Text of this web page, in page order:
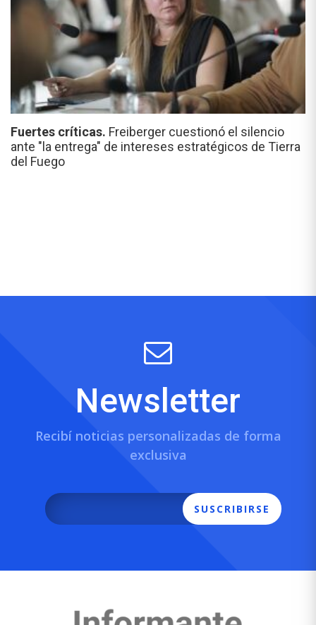
Fuertes críticas. Freiberger cuestionó el silencio
ante "la entrega" de intereses estratégicos de Tierra
del Fuego
Newsletter
Recibí noticias personalizadas de forma
exclusiva
SUSCRIBIRSE